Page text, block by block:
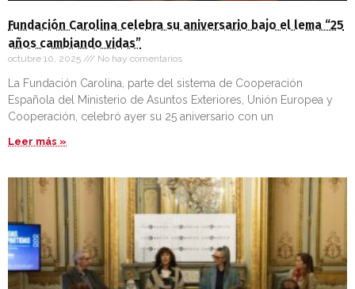
Fundación Carolina celebra su aniversario bajo el lema “25
años cambiando vidas”
octubre 10, 2025 No hay comentarios
La Fundación Carolina, parte del sistema de Cooperación
Española del Ministerio de Asuntos Exteriores, Unión Europea y
Cooperación, celebró ayer su 25 aniversario con un
Leer más »